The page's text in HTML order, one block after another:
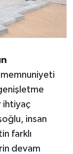
memnuniyeti
ihtiyaç
insan
farklı
devam